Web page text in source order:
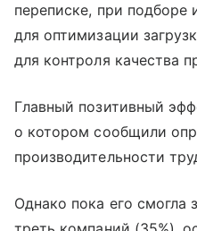
переписке, при подборе
для оптимизации
для контроля качества
Главный позитивный
о котором сообщили
производительности
Однако пока его смогла